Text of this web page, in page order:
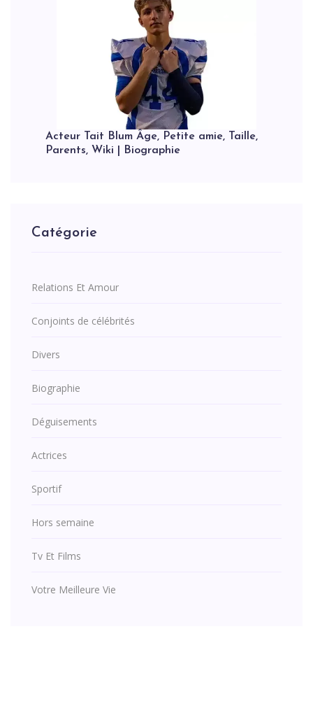
Acteur Tait Blum Âge, Petite amie, Taille,
Parents, Wiki | Biographie
Catégorie
Relations Et Amour
Conjoints de célébrités
Divers
Biographie
Déguisements
Actrices
Sportif
Hors semaine
Tv Et Films
Votre Meilleure Vie